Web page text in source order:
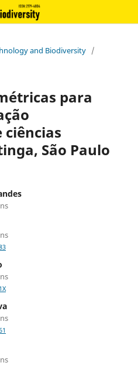
and Biodiversity /
para
São Paulo